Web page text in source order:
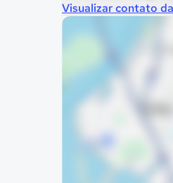
Visualizar contato